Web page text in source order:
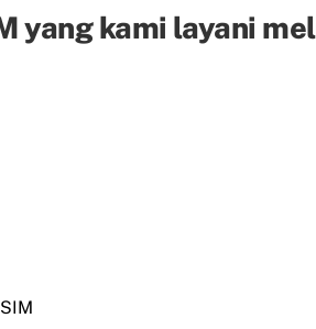
yang kami layani